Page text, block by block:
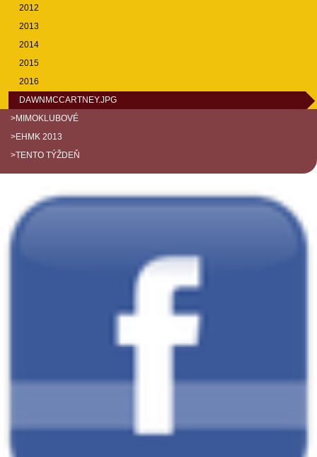
2012
2013
2014
2015
2016
DAWNMCCARTNEY.JPG
>MIMOKLUBOVÉ
>EHMK 2013
>TENTO TÝŽDEŇ